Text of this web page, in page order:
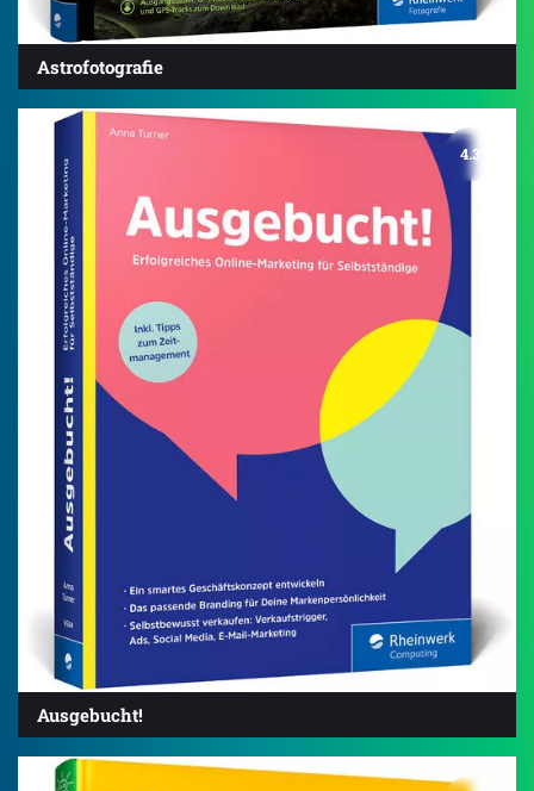
Astrofotografie
4.3
Ausgebucht!